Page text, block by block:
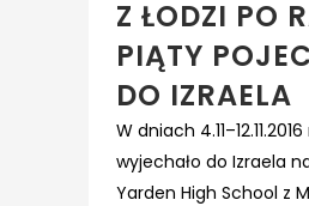
Z ŁODZI PO
PIĄTY
DO IZRAELA
W dniach
wyjechało do Izraela
Yarden High School z